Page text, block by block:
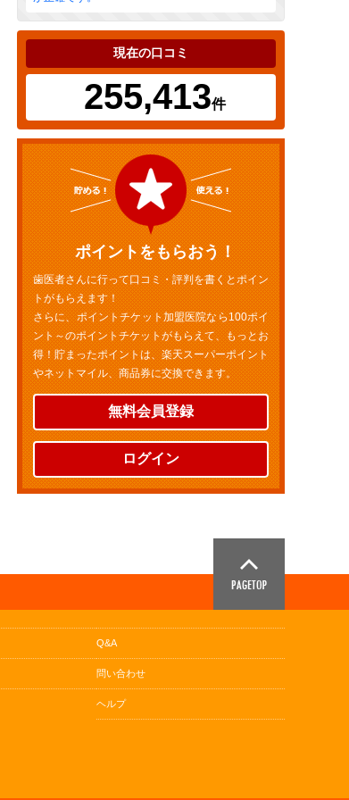
現在の口コミ
255,413件
ポイントをもらおう！
歯医者さんに行って口コミ・評判を書くとポイン
トがもらえます！
さらに、ポイントチケット加盟医院なら100ポイ
ント～のポイントチケットがもらえて、もっとお
得！貯まったポイントは、楽天スーパーポイント
やネットマイル、商品券に交換できます。
無料会員登録
ログイン
Q&A
問い合わせ
ヘルプ